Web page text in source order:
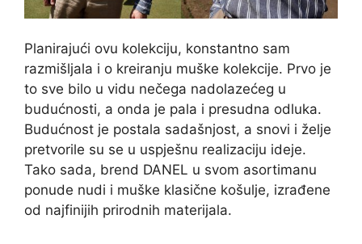
Planirajući ovu kolekciju, konstantno sam
razmišljala i o kreiranju muške kolekcije. Prvo je
to sve bilo u vidu nečega nadolazećeg u
budućnosti, a onda je pala i presudna odluka.
Budućnost je postala sadašnjost, a snovi i želje
pretvorile su se u uspješnu realizaciju ideje.
Tako sada, brend DANEL u svom asortimanu
ponude nudi i muške klasične košulje, izrađene
od najfinijih prirodnih materijala.